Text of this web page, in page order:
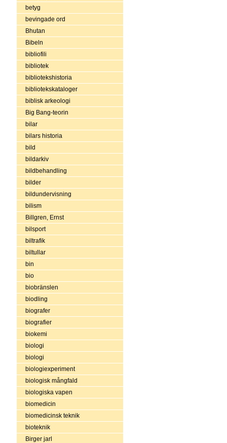
betyg
bevingade ord
Bhutan
Bibeln
bibliofili
bibliotek
bibliotekshistoria
bibliotekskataloger
biblisk arkeologi
Big Bang-teorin
bilar
bilars historia
bild
bildarkiv
bildbehandling
bilder
bildundervisning
bilism
Billgren, Ernst
bilsport
biltrafik
biltullar
bin
bio
biobränslen
biodling
biografer
biografier
biokemi
biologi
biologi
biologiexperiment
biologisk mångfald
biologiska vapen
biomedicin
biomedicinsk teknik
bioteknik
Birger jarl